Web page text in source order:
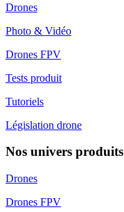
Drones
Photo & Vidéo
Drones FPV
Tests produit
Tutoriels
Législation drone
Nos univers produits
Drones
Drones FPV